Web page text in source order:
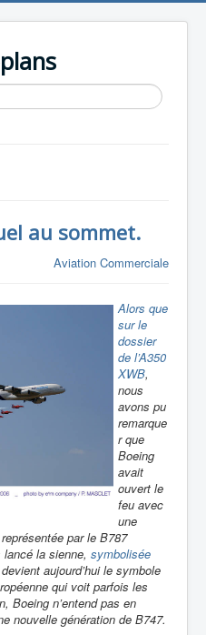
au sommet.
Aviation Commerciale
Alors que
sur le
dossier
de l’A350
XWB,
nous
avons pu
remarque
r que
Boeing
avait
ouvert le
feu avec
une
par le B787
la sienne, symbolisée
aujourd’hui le symbole
qui voit parfois les
Boeing n’entend pas en
nouvelle génération de B747.